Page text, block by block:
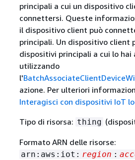
principali a cui un dispositivo
connettersi. Queste
il dispositivo client può
principali. Un dispositivo client
dispositivi principali a cui lo hai
utilizzando
l'
azione. Per ulteriori
Interagisci con dispositivi IoT
Tipo di risorsa: thing
Formato ARN delle risorse:
arn:aws:iot: region :